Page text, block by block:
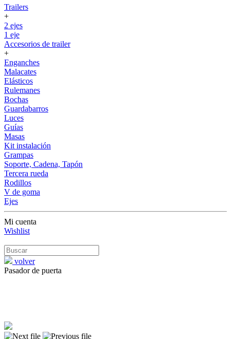
Trailers
+
2 ejes
1 eje
Accesorios de trailer
+
Enganches
Malacates
Elásticos
Rulemanes
Bochas
Guardabarros
Luces
Guías
Masas
Kit instalación
Grampas
Soporte, Cadena, Tapón
Tercera rueda
Rodillos
V de goma
Ejes
Mi cuenta
Wishlist
volver
Pasador de puerta